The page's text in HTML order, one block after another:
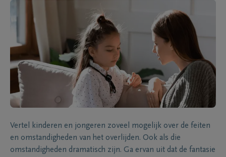
Vertel kinderen en jongeren zoveel mogelijk over de feiten
en omstandigheden van het overlijden. Ook als die
omstandigheden dramatisch zijn. Ga ervan uit dat de fantasie